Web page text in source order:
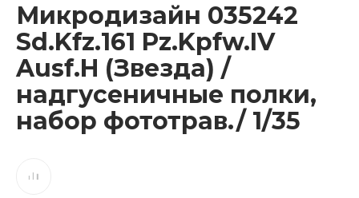
Микродизайн 035242
Sd.Kfz.161 Pz.Kpfw.IV
Ausf.H (Звезда) /
надгусеничные полки,
набор фототрав./ 1/35